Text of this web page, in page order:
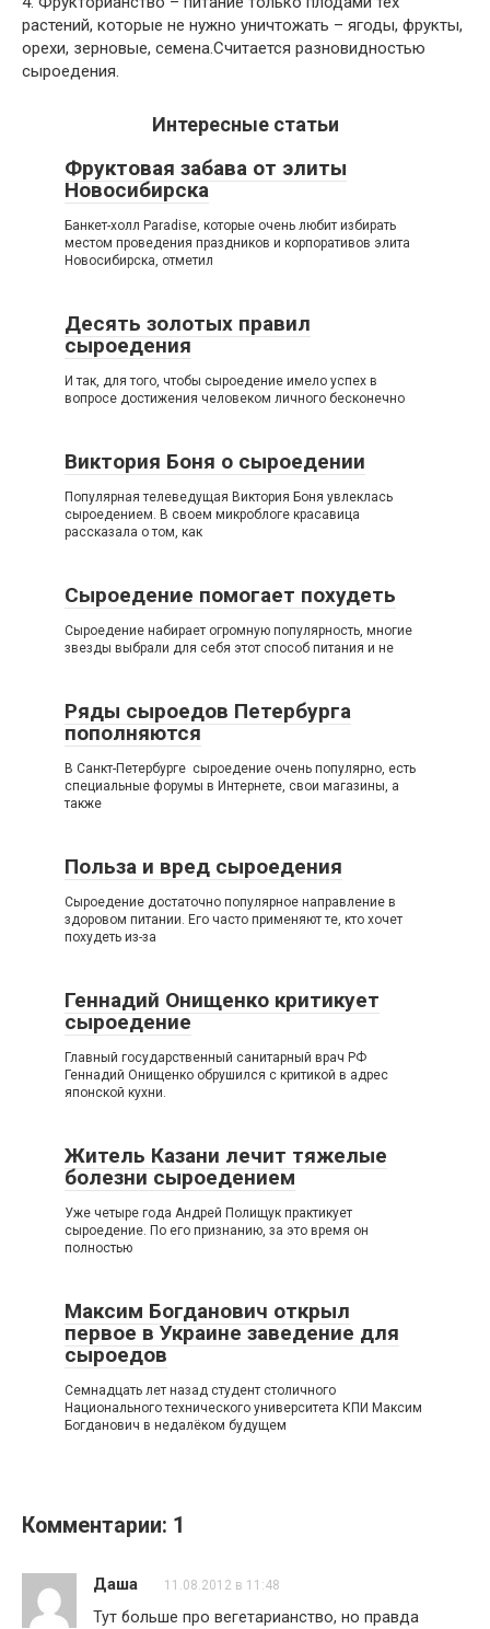
растений, которые не нужно уничтожать – ягоды, фрукты,
орехи, зерновые, семена.Считается разновидностью
сыроедения.
Интересные статьи
Фруктовая забава от элиты
Новосибирска
Банкет-холл Paradise, которые очень любит избирать
местом проведения праздников и корпоративов элита
Новосибирска, отметил
Десять золотых правил
сыроедения
И так, для того, чтобы сыроедение имело успех в
вопросе достижения человеком личного бесконечно
Виктория Боня о сыроедении
Популярная телеведущая Виктория Боня увлеклась
сыроедением. В своем микроблоге красавица
рассказала о том, как
Сыроедение помогает похудеть
Сыроедение набирает огромную популярность, многие
звезды выбрали для себя этот способ питания и не
Ряды сыроедов Петербурга
пополняются
В Санкт-Петербурге сыроедение очень популярно, есть
специальные форумы в Интернете, свои магазины, а
также
Польза и вред сыроедения
Сыроедение достаточно популярное направление в
здоровом питании. Его часто применяют те, кто хочет
похудеть из-за
Геннадий Онищенко критикует
сыроедение
Главный государственный санитарный врач РФ
Геннадий Онищенко обрушился с критикой в адрес
японской кухни.
Житель Казани лечит тяжелые
болезни сыроедением
Уже четыре года Андрей Полищук практикует
сыроедение. По его признанию, за это время он
полностью
Максим Богданович открыл
первое в Украине заведение для
сыроедов
Семнадцать лет назад студент столичного
Национального технического университета КПИ Максим
Богданович в недалёком будущем
Комментарии: 1
Даша 11.08.2012 в 11:48
Тут больше про вегетарианство, но правда